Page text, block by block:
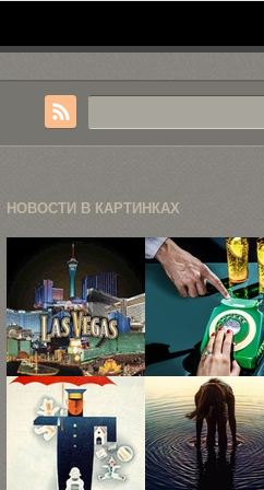
НОВОСТИ В КАРТИНКАХ
MTV Video
Music Awards
2007
15
иллюзорных
снимков
итальянского
фотографа ...